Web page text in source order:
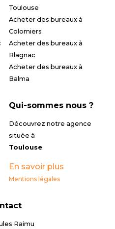
Toulouse
Acheter des bureaux à
Colomiers
Acheter des bureaux à
Blagnac
Acheter des bureaux à
Balma
Qui-sommes nous ?
Découvrez notre agence
située à
Toulouse
En savoir plus
Mentions légales
Raimu